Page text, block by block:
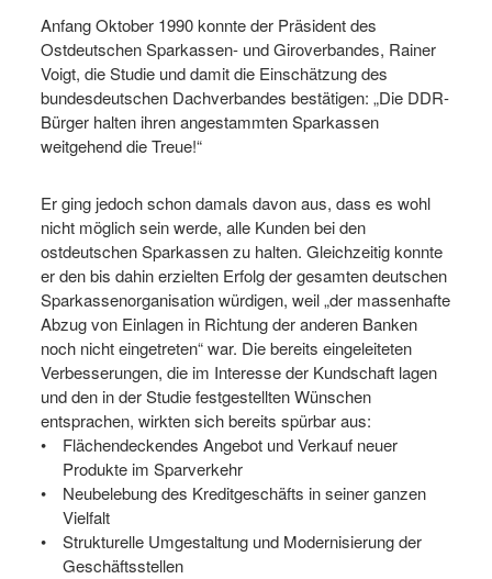
Anfang Oktober 1990 konnte der Präsident des
Ostdeutschen Sparkassen- und Giroverbandes, Rainer
Voigt, die Studie und damit die Einschätzung des
bundesdeutschen Dachverbandes bestätigen: „Die DDR-
Bürger halten ihren angestammten Sparkassen
weitgehend die Treue!“
Er ging jedoch schon damals davon aus, dass es wohl
nicht möglich sein werde, alle Kunden bei den
ostdeutschen Sparkassen zu halten. Gleichzeitig konnte
er den bis dahin erzielten Erfolg der gesamten deutschen
Sparkassenorganisation würdigen, weil „der massenhafte
Abzug von Einlagen in Richtung der anderen Banken
noch nicht eingetreten“ war. Die bereits eingeleiteten
Verbesserungen, die im Interesse der Kundschaft lagen
und den in der Studie festgestellten Wünschen
entsprachen, wirkten sich bereits spürbar aus:
Flächendeckendes Angebot und Verkauf neuer
Produkte im Sparverkehr
Neubelebung des Kreditgeschäfts in seiner ganzen
Vielfalt
Strukturelle Umgestaltung und Modernisierung der
Geschäftsstellen